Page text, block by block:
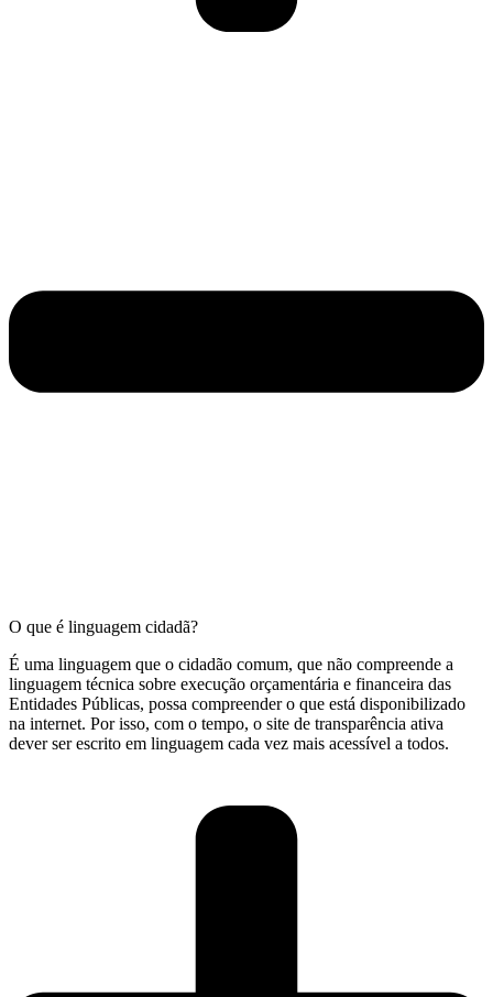
O que é linguagem cidadã?
É uma linguagem que o cidadão comum, que não compreende a
linguagem técnica sobre execução orçamentária e financeira das
Entidades Públicas, possa compreender o que está disponibilizado
na internet. Por isso, com o tempo, o site de transparência ativa
dever ser escrito em linguagem cada vez mais acessível a todos.